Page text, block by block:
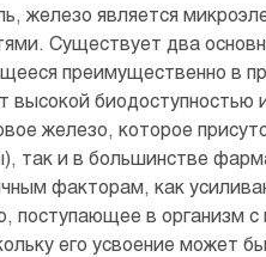
железо является
Существует два
преимущественно в
биодоступностью
железо, которое
так и в большинстве
факторам, как
поступающее в организм
его усвоение может